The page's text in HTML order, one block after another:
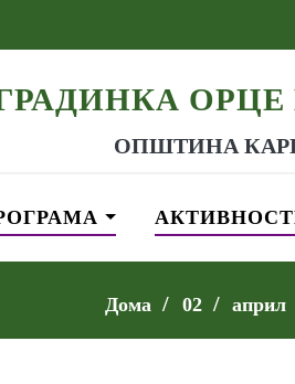
ОПШТИНА
Дома 02 април